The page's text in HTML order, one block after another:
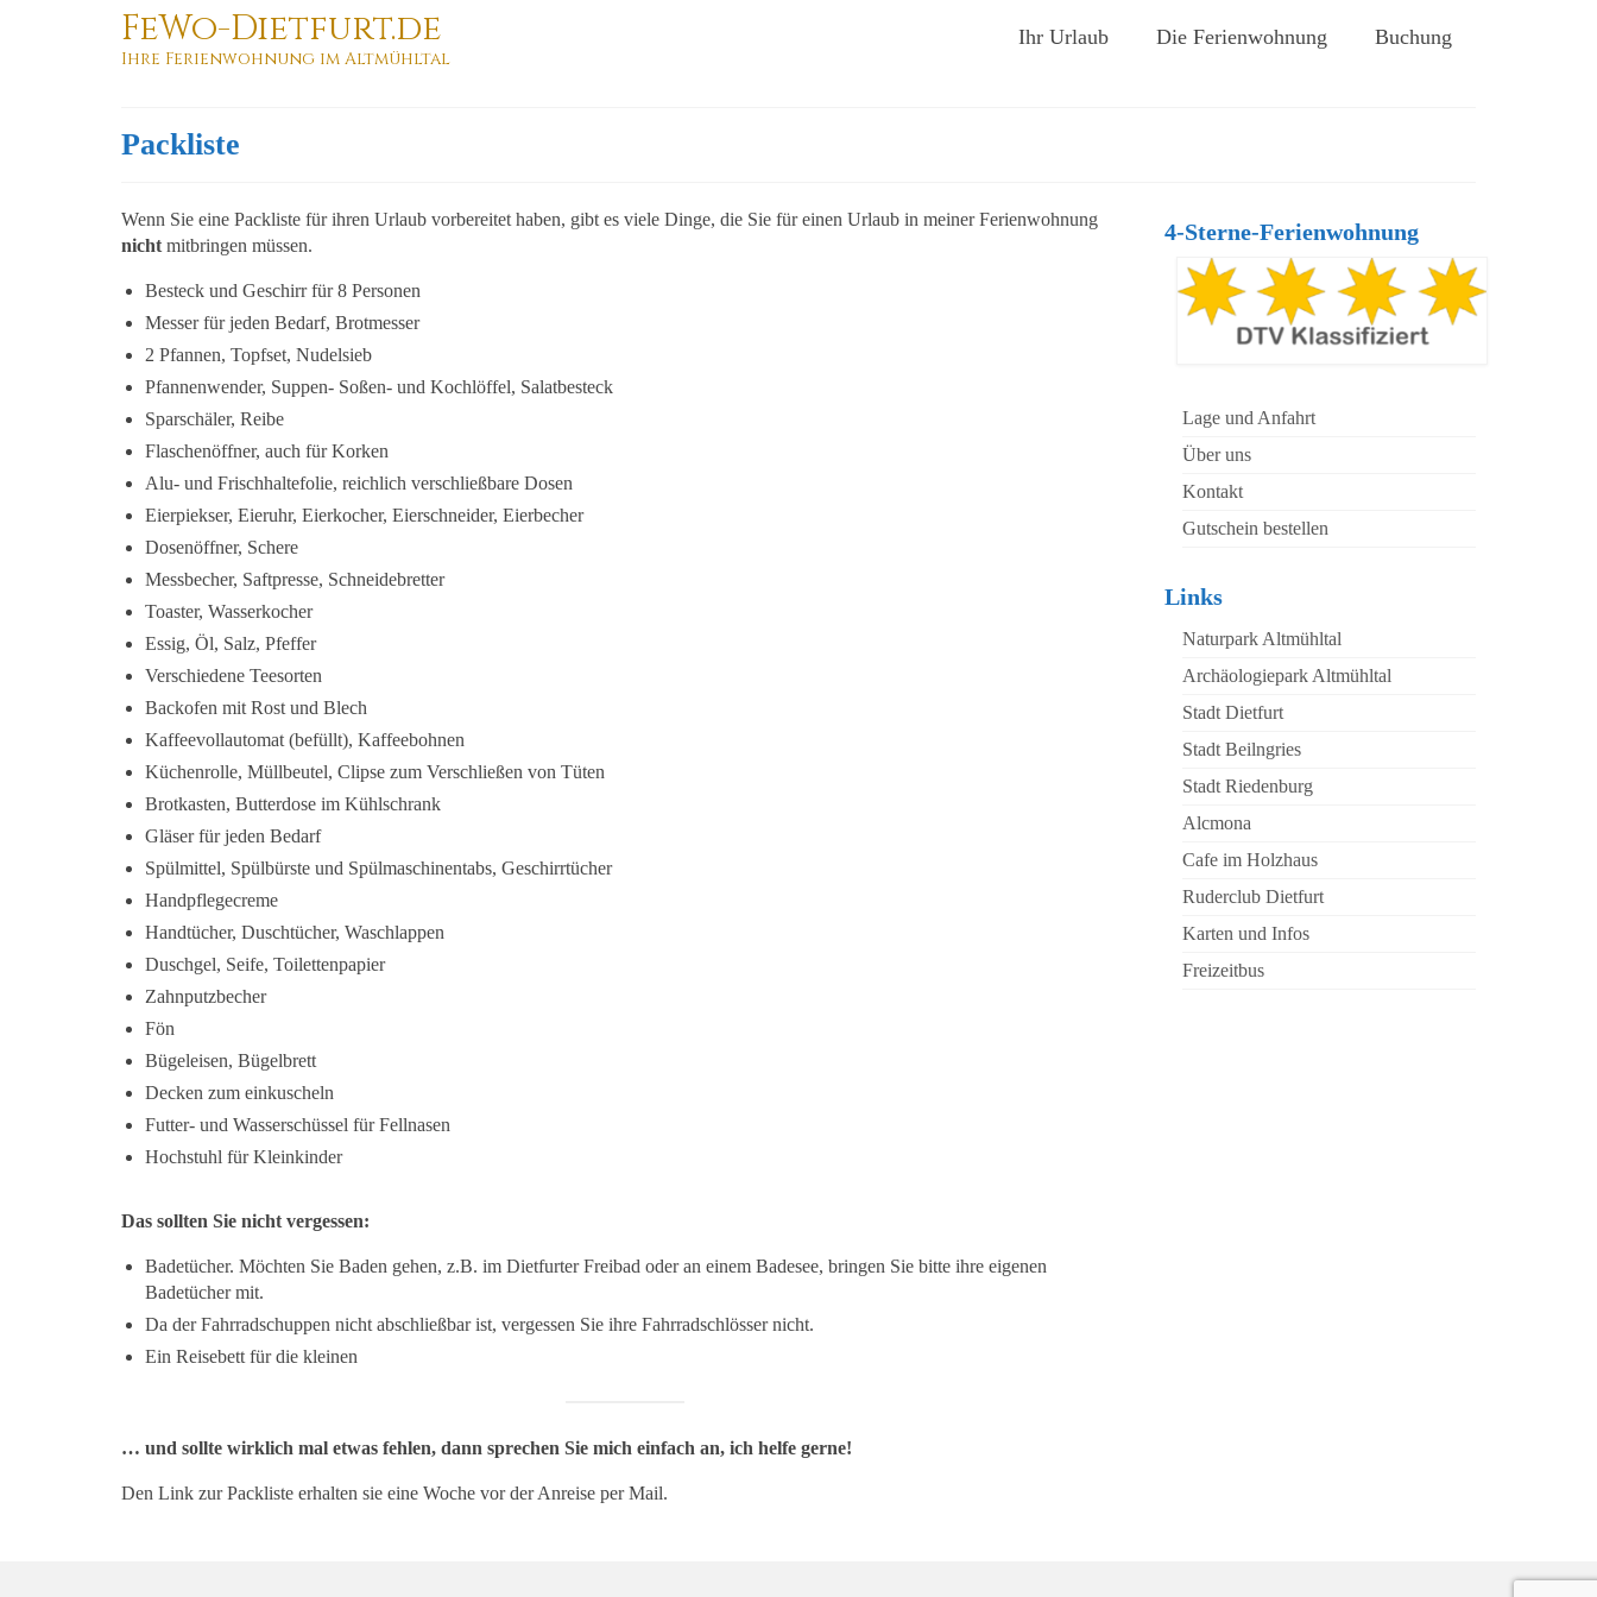
FeWo-Dietfurt.de
Ihre Ferienwohnung im Altmühltal
Ihr Urlaub Die Ferienwohnung Buchung
Packliste
Wenn Sie eine Packliste für ihren Urlaub vorbereitet haben, gibt es viele Dinge, die Sie für einen Urlaub in meiner Ferienwohnung
nicht mitbringen müssen.
Besteck und Geschirr für 8 Personen
Messer für jeden Bedarf, Brotmesser
2 Pfannen, Topfset, Nudelsieb
Pfannenwender, Suppen- Soßen- und Kochlöffel, Salatbesteck
Sparschäler, Reibe
Flaschenöffner, auch für Korken
Alu- und Frischhaltefolie, reichlich verschließbare Dosen
Eierpiekser, Eieruhr, Eierkocher, Eierschneider, Eierbecher
Dosenöffner, Schere
Messbecher, Saftpresse, Schneidebretter
Toaster, Wasserkocher
Essig, Öl, Salz, Pfeffer
Verschiedene Teesorten
Backofen mit Rost und Blech
Kaffeevollautomat (befüllt), Kaffeebohnen
Küchenrolle, Müllbeutel, Clipse zum Verschließen von Tüten
Brotkasten, Butterdose im Kühlschrank
Gläser für jeden Bedarf
Spülmittel, Spülbürste und Spülmaschinentabs, Geschirrtücher
Handpflegecreme
Handtücher, Duschtücher, Waschlappen
Duschgel, Seife, Toilettenpapier
Zahnputzbecher
Fön
Bügeleisen, Bügelbrett
Decken zum einkuscheln
Futter- und Wasserschüssel für Fellnasen
Hochstuhl für Kleinkinder
Das sollten Sie nicht vergessen:
Badetücher. Möchten Sie Baden gehen, z.B. im Dietfurter Freibad oder an einem Badesee, bringen Sie bitte ihre eigenen
Badetücher mit.
Da der Fahrradschuppen nicht abschließbar ist, vergessen Sie ihre Fahrradschlösser nicht.
Ein Reisebett für die kleinen
… und sollte wirklich mal etwas fehlen, dann sprechen Sie mich einfach an, ich helfe gerne!
Den Link zur Packliste erhalten sie eine Woche vor der Anreise per Mail.
4-Sterne-Ferienwohnung
Lage und Anfahrt
Über uns
Kontakt
Gutschein bestellen
Links
Naturpark Altmühltal
Archäologiepark Altmühltal
Stadt Dietfurt
Stadt Beilngries
Stadt Riedenburg
Alcmona
Cafe im Holzhaus
Ruderclub Dietfurt
Karten und Infos
Freizeitbus